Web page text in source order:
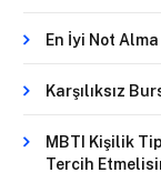
En İyi Not
Karşılıksız
MBTI Kişilik
Tercih